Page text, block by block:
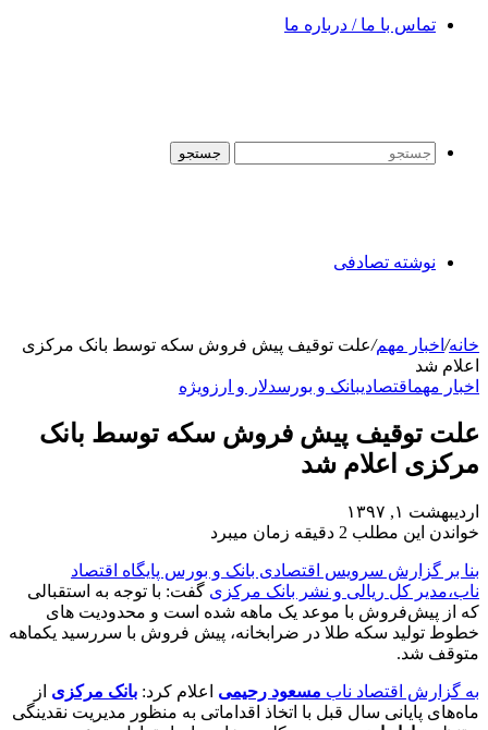
تماس با ما / درباره ما
جستجو
نوشته تصادفی
خانه/ اخبار مهم/علت توقیف پیش فروش سکه توسط بانک مرکزی
اعلام شد
اخبار مهماقتصادیبانک و بورسدلار و ارز ویژه
علت توقیف پیش فروش سکه توسط بانک
مرکزی اعلام شد
اردیبهشت ۱, ۱۳۹۷
خواندن این مطلب 2 دقیقه زمان میبرد
بنا بر گزارش سرویس اقتصادی بانک و بورس پایگاه اقتصاد
ناب،مدیر کل ریالی و نشر بانک مرکزی گفت: با توجه به استقبالی
که از پیش‌فروش با موعد یک ماهه شده است و محدودیت های
خطوط تولید سکه طلا در ضرابخانه، پیش فروش با سررسید یکماهه
متوقف شد.
به گزارش اقتصاد ناب مسعود رحیمی اعلام کرد: بانک مرکزی از
ماه‌های پایانی سال قبل با اتخاذ اقداماتی به منظور مدیریت نقدینگی